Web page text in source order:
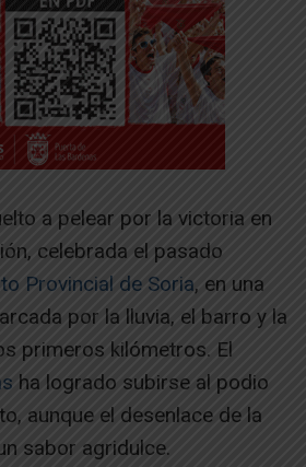
a pelear por la victoria en
celebrada el pasado
Provincial de Soria, en una
por la lluvia, el barro y la
primeros kilómetros. El
ha logrado subirse al podio
aunque el desenlace de la
sabor agridulce.